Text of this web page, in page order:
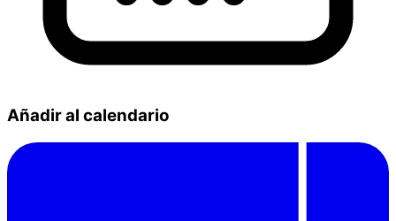
Añadir al calendario